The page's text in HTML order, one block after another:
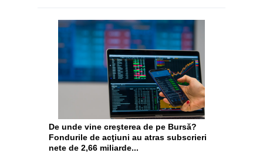
De unde vine creşterea de pe Bursă?
Fondurile de acţiuni au atras subscrieri
nete de 2,66 miliarde...